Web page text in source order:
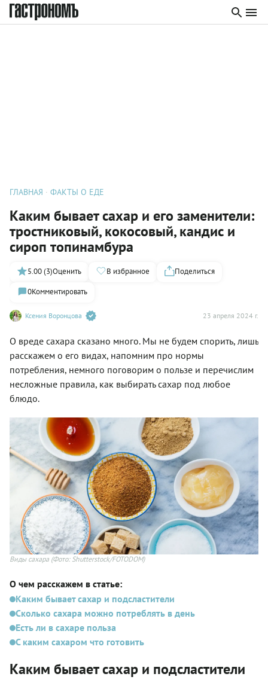
ГЛАВНАЯ ФАКТЫ О ЕДЕ
Каким бывает сахар и его заменители:
тростниковый, кокосовый, кандис и
сироп топинамбура
Ксения Воронцова 23 апреля 2024 г.
5.00 (3)Оценить В избранное
Поделиться
0Комментировать
О вреде сахара сказано много. Мы не будем спорить, лишь
расскажем о его видах, напомним про нормы
потребления, немного поговорим о пользе и перечислим
несложные правила, как выбирать сахар под любое
блюдо.
Виды сахара (Фото: Shutterstock/FOTODOM)
О чем расскажем в статье:
Каким бывает сахар и подсластители
Сколько сахара можно потреблять в день
Есть ли в сахаре польза
С каким сахаром что готовить
Каким бывает сахар и подсластители